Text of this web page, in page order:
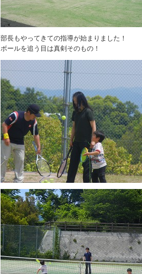
部長もやってきての指導が始まりました！
ボールを追う目は真剣そのもの！